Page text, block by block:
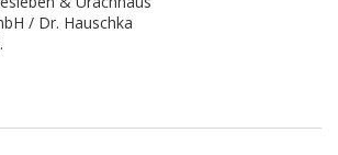
/ Dr. Hauschka